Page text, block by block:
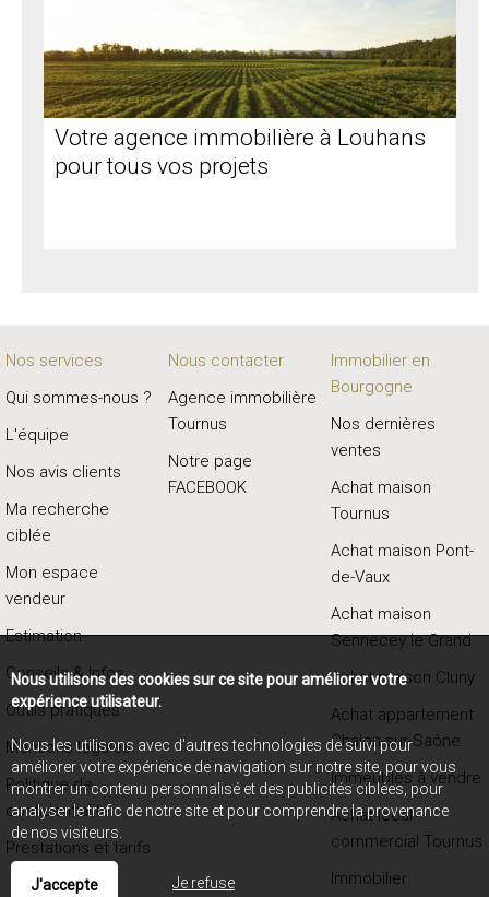
Votre agence immobilière à Louhans
pour tous vos projets
Nos services
Qui sommes-nous ?
L'équipe
Nos avis clients
Ma recherche
ciblée
Mon espace
vendeur
Estimation
Conseils & Infos
Outils pratiques
Mentions légales
Politique de
confidentialité
Prestations et tarifs
Nous contacter
Agence immobilière
Tournus
Notre page
FACEBOOK
Immobilier en
Bourgogne
Nos dernières
ventes
Achat maison
Tournus
Achat maison Pont-
de-Vaux
Achat maison
Sennecey le Grand
Achat maison Cluny
Achat appartement
Chalon-sur-Saône
Immeubles à vendre
Achat local
commercial Tournus
Immobilier
Nous utilisons des cookies sur ce site pour améliorer votre
expérience utilisateur.
Nous les utilisons avec d'autres technologies de suivi pour
améliorer votre expérience de navigation sur notre site, pour vous
montrer un contenu personnalisé et des publicités ciblées, pour
analyser le trafic de notre site et pour comprendre la provenance
de nos visiteurs.
J'accepte Je refuse